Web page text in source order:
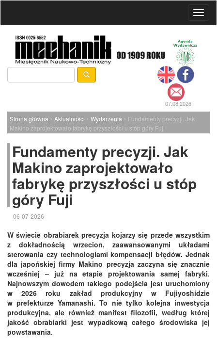
07.08.2026
Strona główna › Aktualności › Wydarzenia › Fundamenty precyzji. Jak
Makino zaprojektowało fabrykę przyszłości u stóp góry Fuji
Fundamenty precyzji. Jak
Makino zaprojektowało
fabrykę przyszłości u stóp
góry Fuji
06-07-2026
W świecie obrabiarek precyzja kojarzy się przede wszystkim
z dokładnością wrzecion, zaawansowanymi układami
sterowania czy technologiami kompensacji błędów. Jednak
dla japońskiej firmy Makino precyzja zaczyna się znacznie
wcześniej – już na etapie projektowania samej fabryki.
Najnowszym dowodem takiego podejścia jest uruchomiony
w 2026 roku zakład produkcyjny w Fujiyoshidzie
w prefekturze Yamanashi. To nie tylko kolejna inwestycja
produkcyjna, ale również manifest filozofii, według której
jakość obrabiarki jest wypadkową całego środowiska jej
powstawania.